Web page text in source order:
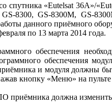
спутника «Eutelsat 36А»/
8300, GS-8300M, GS-
данного приёмного
по 13 марта 2014 года.
обеспечения
обеспечения
и модуля должны
кнопку «Меню» на
приёмника должна